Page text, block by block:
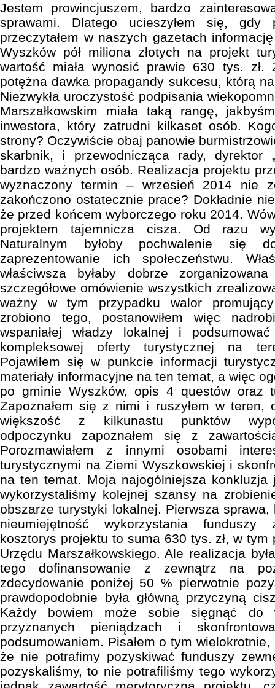
Jestem prowincjuszem, bardzo
sprawami. Dlatego ucieszyłem się,
przeczytałem w naszych gazetach
Wyszków pół miliona złotych na projekt
wartość miała wynosić prawie 630 tys. zł.
potężna dawka propagandy sukcesu, którą
Niezwykła uroczystość podpisania
Marszałkowskim miała taką rangę,
inwestora, który zatrudni kilkaset osób.
strony? Oczywiście obaj panowie
skarbnik, i przewodnicząca rady, dyrektor
bardzo ważnych osób. Realizacja projektu
wyznaczony termin – wrzesień 2014 nie
zakończono ostatecznie prace? Dokładnie
że przed końcem wyborczego roku 2014.
projektem tajemnicza cisza. Od razu
Naturalnym byłoby pochwalenie się
zaprezentowanie ich społeczeństwu.
właściwsza byłaby dobrze
szczegółowe omówienie wszystkich
ważny w tym przypadku walor
zrobiono tego, postanowiłem więc
wspaniałej władzy lokalnej i
kompleksowej oferty turystycznej na
Pojawiłem się w punkcie informacji
materiały informacyjne na ten temat, a więc
po gminie Wyszków, opis 4 questów oraz
Zapoznałem się z nimi i ruszyłem w teren,
większość z kilkunastu punktów
odpoczynku zapoznałem się z
Porozmawiałem z innymi osobami
turystycznymi na Ziemi Wyszkowskiej i
na ten temat. Moja najogólniejsza
wykorzystaliśmy kolejnej szansy na
obszarze turystyki lokalnej. Pierwsza
nieumiejętność wykorzystania funduszy
kosztorys projektu to suma 630 tys. zł, w tym
Urzędu Marszałkowskiego. Ale realizacja
tego dofinansowanie z zewnątrz na
zdecydowanie poniżej 50 % pierwotnie
prawdopodobnie była główną przyczyną
Każdy bowiem może sobie sięgnąć do
przyznanych pieniądzach i
podsumowaniem. Pisałem o tym
że nie potrafimy pozyskiwać funduszy
pozyskaliśmy, to nie potrafiliśmy tego